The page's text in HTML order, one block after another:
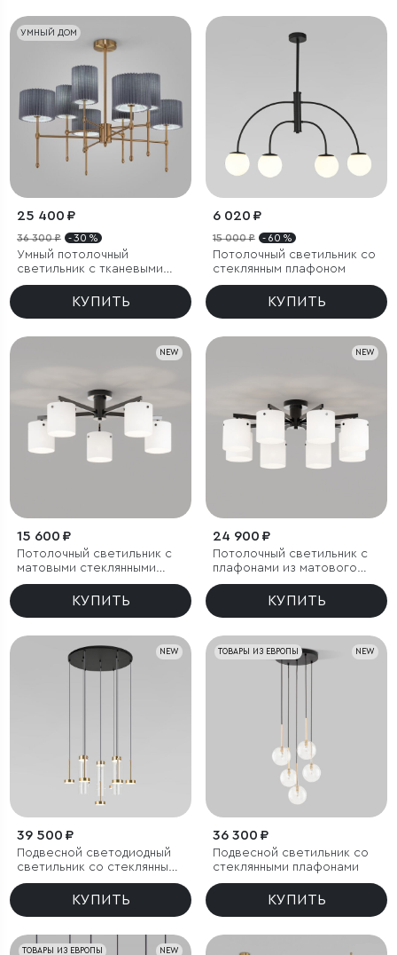
УМНЫЙ ДОМ
25 400 ₽
36 300 ₽ - 30 %
Умный потолочный
светильник с тканевыми
абажурами
КУПИТЬ
6 020 ₽
15 000 ₽ - 60 %
Потолочный светильник со
стеклянным плафоном
КУПИТЬ
NEW
15 600 ₽
Потолочный светильник с
матовыми стеклянными
плафонами
КУПИТЬ
NEW
24 900 ₽
Потолочный светильник с
плафонами из матового
стекла
КУПИТЬ
NEW
39 500 ₽
Подвесной светодиодный
светильник со стеклянными
плафонами
КУПИТЬ
NEW
ТОВАРЫ ИЗ ЕВРОПЫ
36 300 ₽
Подвесной светильник со
стеклянными плафонами
КУПИТЬ
NEW
ТОВАРЫ ИЗ ЕВРОПЫ